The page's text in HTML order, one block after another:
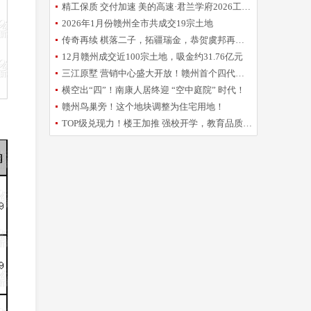
精工保质 交付加速 美的高速·君兰学府2026工程誓师大会圆满举办
2026年1月份赣州全市共成交19宗土地
传奇再续 棋落二子，拓疆瑞金，恭贺虞邦再摘新地！
12月赣州成交近100宗土地，吸金约31.76亿元
三江原墅 营销中心盛大开放！赣州首个四代洋房倾城亮相
横空出“四”！南康人居终迎 “空中庭院” 时代！
赣州鸟巢旁！这个地块调整为住宅用地！
TOP级兑现力！楼王加推 强校开学，教育品质再升级！